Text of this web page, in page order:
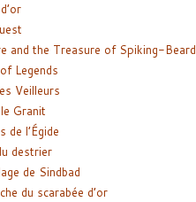
and the Treasure of Spiking-Beard
Legends
Veilleurs
Granit
de l’Égide
destrier
de Sindbad
du scarabée d’or